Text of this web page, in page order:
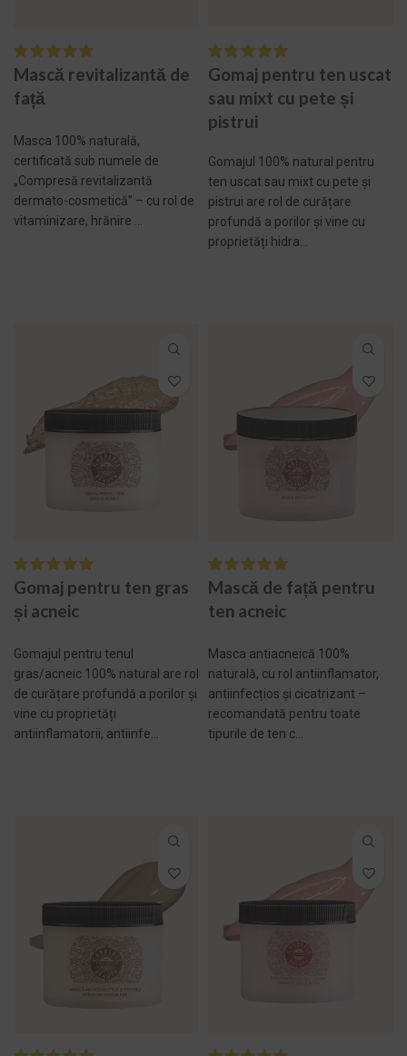
Mască revitalizantă de
față
Masca 100% naturală,
certificată sub numele de
„Compresă revitalizantă
dermato-cosmetică” – cu rol de
vitaminizare, hrănire ...
Gomaj pentru ten uscat
sau mixt cu pete și
pistrui
Gomajul 100% natural pentru
ten uscat sau mixt cu pete și
pistrui are rol de curățare
profundă a porilor și vine cu
proprietăți hidra...
Gomaj pentru ten gras
și acneic
Gomajul pentru tenul
gras/acneic 100% natural are rol
de curățare profundă a porilor și
vine cu proprietăți
antiinflamatorii, antiinfe...
Mască de față pentru
ten acneic
Masca antiacneică 100%
naturală, cu rol antiinflamator,
antiinfecțios și cicatrizant –
recomandată pentru toate
tipurile de ten c...